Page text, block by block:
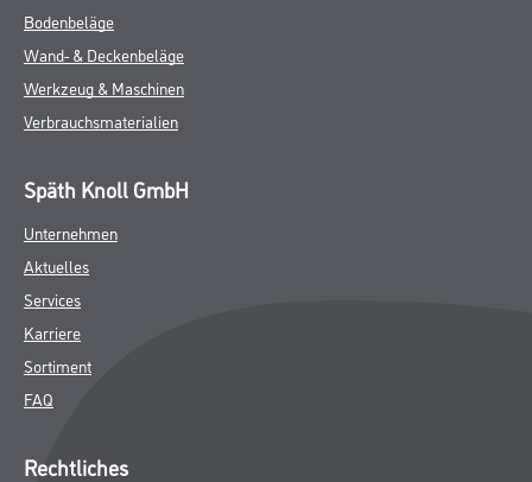
Bodenbeläge
Wand- & Deckenbeläge
Werkzeug & Maschinen
Verbrauchsmaterialien
Späth Knoll GmbH
Unternehmen
Aktuelles
Services
Karriere
Sortiment
FAQ
Rechtliches